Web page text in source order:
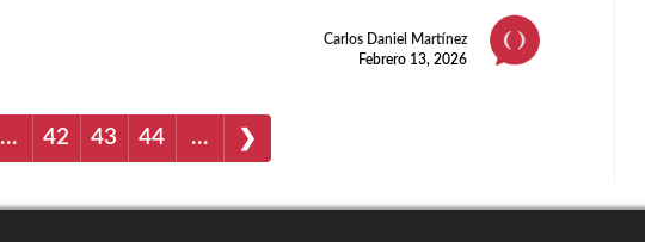
Carlos Daniel Martínez
Febrero 13, 2026
… 42 43 44 … ❯